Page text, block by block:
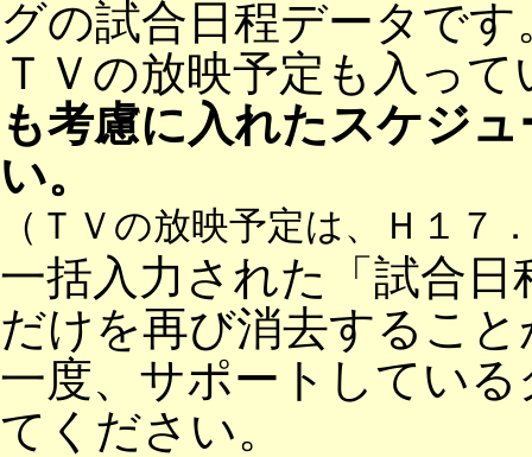
グの試合日程データです
ＴＶの放映予定も入っ
も考慮に入れたスケジ
い。
（ＴＶの放映予定は、Ｈ１７
一括入力された「試合
だけを再び消去するこ
一度、サポートしてい
てください。